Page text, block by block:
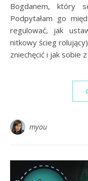
Bogdanem, który
Podpytałam go
regulować, jak
nitkowy ścieg
zniechęcić i jak sobie
myou